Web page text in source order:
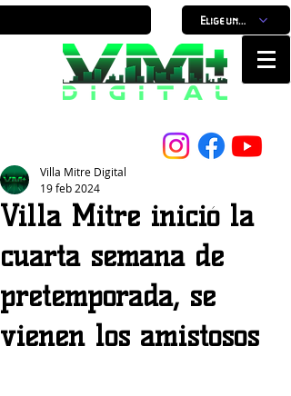
Elige un horario
Villa Mitre inició la
cuarta semana de
pretemporada, se
vienen los amistosos
Villa Mitre Digital
19 feb 2024